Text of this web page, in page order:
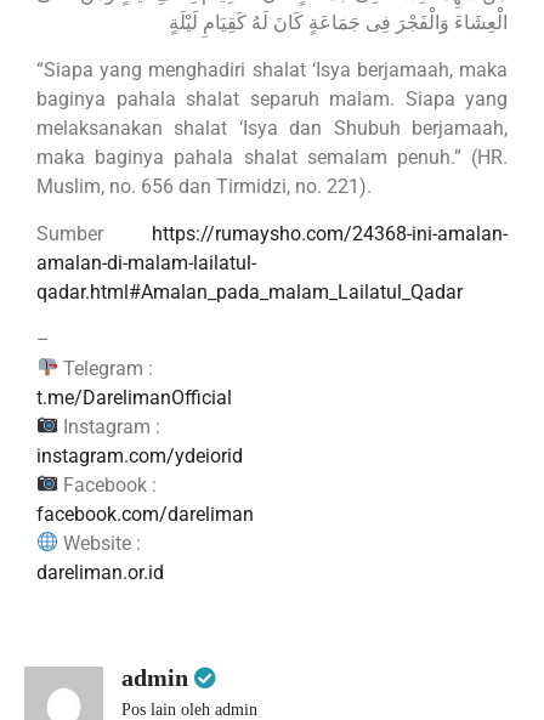
الْعِشَاءَ وَالْفَجْرَ فِى جَمَاعَةٍ كَانَ لَهُ كَقِيَامِ لَيْلَةٍ
“Siapa yang menghadiri shalat ‘Isya berjamaah, maka
baginya pahala shalat separuh malam. Siapa yang
melaksanakan shalat ‘Isya dan Shubuh berjamaah,
maka baginya pahala shalat semalam penuh.” (HR.
Muslim, no. 656 dan Tirmidzi, no. 221).
Sumber https://rumaysho.com/24368-ini-amalan-
amalan-di-malam-lailatul-
qadar.html#Amalan_pada_malam_Lailatul_Qadar
–
Telegram :
t.me/DarelimanOfficial
Instagram :
instagram.com/ydeiorid
Facebook :
facebook.com/dareliman
Website :
dareliman.or.id
admin
Pos lain oleh admin